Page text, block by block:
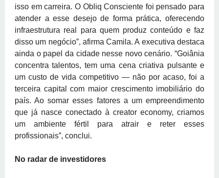
isso em carreira. O Obliq Consciente foi pensado para
atender a esse desejo de forma prática, oferecendo
infraestrutura real para quem produz conteúdo e faz
disso um negócio”, afirma Camila. A executiva destaca
ainda o papel da cidade nesse novo cenário. “Goiânia
concentra talentos, tem uma cena criativa pulsante e
um custo de vida competitivo — não por acaso, foi a
terceira capital com maior crescimento imobiliário do
país. Ao somar esses fatores a um empreendimento
que já nasce conectado à creator economy, criamos
um ambiente fértil para atrair e reter esses
profissionais”, conclui.
No radar de investidores